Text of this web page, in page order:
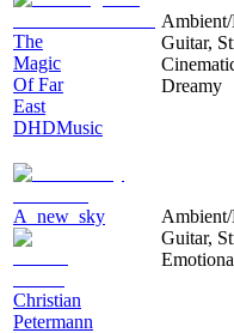
The
Magic
Of Far
East
DHDMusic
Guitar,
Dreamy
A_new_sky
Christian
Petermann
Guitar,